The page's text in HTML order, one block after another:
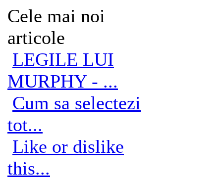
Cele mai noi
articole
LEGILE LUI
MURPHY - ...
Cum sa selectezi
tot...
Like or dislike
this...